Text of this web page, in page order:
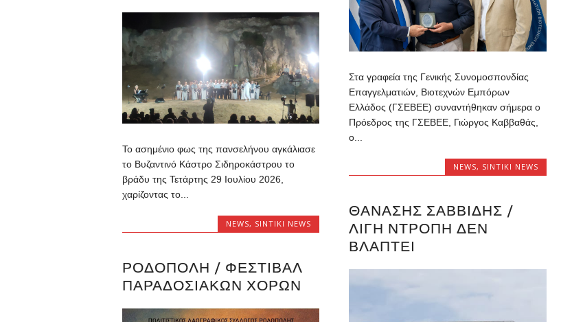
Στα γραφεία της Γενικής Συνομοσπονδίας
Επαγγελματιών, Βιοτεχνών Εμπόρων
Ελλάδος (ΓΣΕΒΕΕ) συναντήθηκαν σήμερα ο
Πρόεδρος της ΓΣΕΒΕΕ, Γιώργος Καββαθάς,
ο...
NEWS, SINTIKI NEWS
Το ασημένιο φως της πανσελήνου αγκάλιασε
το Βυζαντινό Κάστρο Σιδηροκάστρου το
βράδυ της Τετάρτης 29 Ιουλίου 2026,
χαρίζοντας το...
NEWS, SINTIKI NEWS
ΘΑΝΆΣΗΣ ΣΑΒΒΊΔΗΣ /
ΛΊΓΗ ΝΤΡΟΠΉ ΔΕΝ
ΒΛΆΠΤΕΙ
ΡΟΔΌΠΟΛΗ / ΦΕΣΤΙΒΆΛ
ΠΑΡΑΔΟΣΙΑΚΏΝ ΧΟΡΏΝ